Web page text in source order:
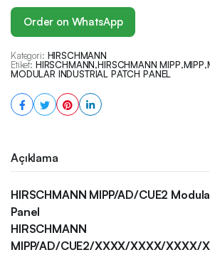
Order on WhatsApp
Kategori: HIRSCHMANN
Etiket: HIRSCHMANN,HIRSCHMANN MIPP,MIPP,
MODULAR INDUSTRIAL PATCH PANEL
Açıklama
HIRSCHMANN MIPP/AD/CUE2
Panel
HIRSCHMANN
MIPP/AD/CUE2/XXXX/XXXX/XXXX/